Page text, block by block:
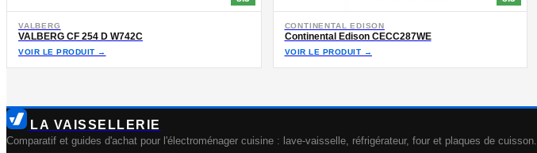
VALBERG
VALBERG CF 254 D W742C
VOIR LE PRODUIT →
CONTINENTAL EDISON
Continental Edison CECC287WE
VOIR LE PRODUIT →
LA VAISSELLERIE
Comparatif et guides d'achat pour l'électroménager cuisine : lave-vaisselle, réfrigérateur, four et plaques de cuisson.